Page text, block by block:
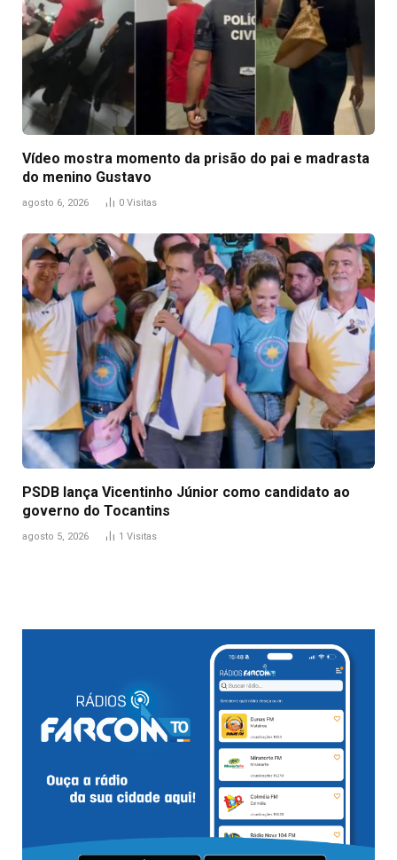
Vídeo mostra momento da prisão do pai e madrasta
do menino Gustavo
agosto 6, 2026 0 Visitas
PSDB lança Vicentinho Júnior como candidato ao
governo do Tocantins
agosto 5, 2026 1 Visitas